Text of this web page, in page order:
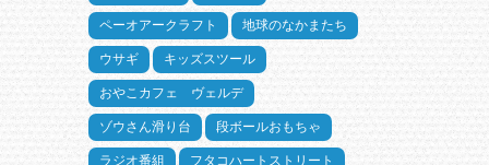
ペーオアークラフト 地球のなかまたち
ウサギ キッズスツール
おやこカフェ ヴェルデ
ゾウさん滑り台 段ボールおもちゃ
ラジオ番組 フタコハートストリート